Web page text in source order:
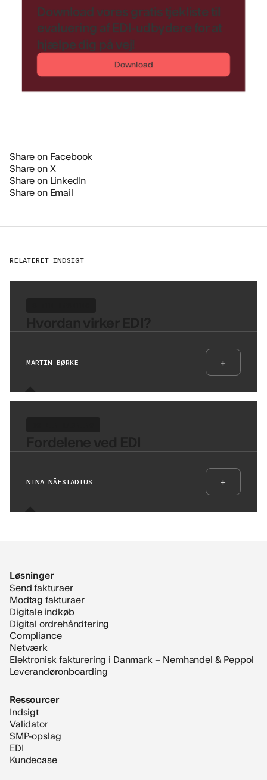
Share on Facebook
Share on X
Share on LinkedIn
Share on Email
Download vores gratis tjekliste til
evaluering af EDI-udbydere for at
hjælpe dig på vej!
Download
RELATERET INDSIGT
MARTIN BØRKE +
NINA NÄFSTADIUS +
Løsninger
Send fakturaer
Modtag fakturaer
Digitale indkøb
Digital ordrehåndtering
Compliance
Netværk
Elektronisk fakturering i Danmark – Nemhandel & Peppol
Leverandøronboarding
Ressourcer
Indsigt
Validator
SMP-opslag
EDI
Kundecase